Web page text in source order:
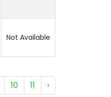
Not Available
10 11 ›